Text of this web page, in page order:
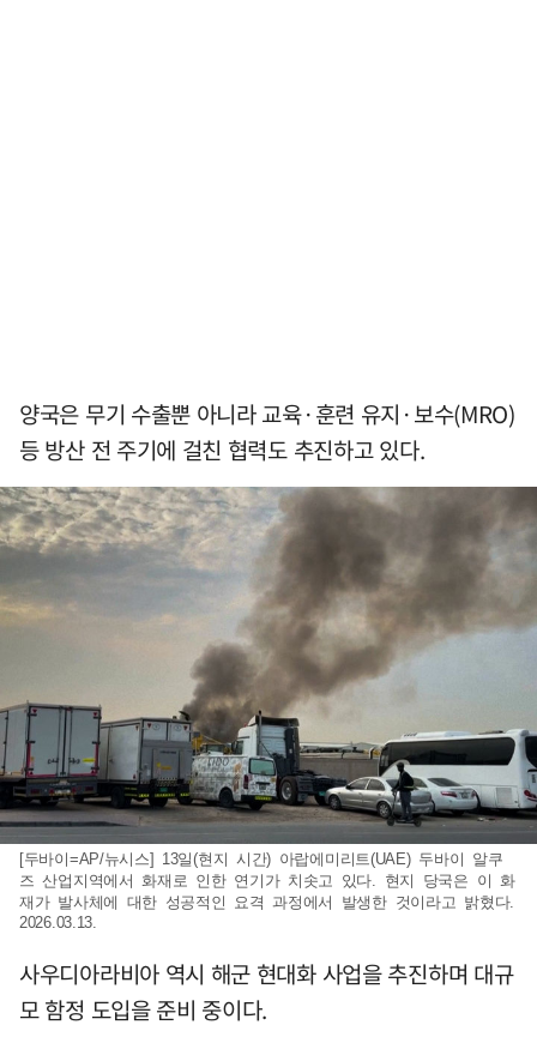
양국은 무기 수출뿐 아니라 교육·훈련 유지·보수(MRO)
등 방산 전 주기에 걸친 협력도 추진하고 있다.
[두바이=AP/뉴시스] 13일(현지 시간) 아랍에미리트(UAE) 두바이 알쿠
즈 산업지역에서 화재로 인한 연기가 치솟고 있다. 현지 당국은 이 화
재가 발사체에 대한 성공적인 요격 과정에서 발생한 것이라고 밝혔다.
2026.03.13.
사우디아라비아 역시 해군 현대화 사업을 추진하며 대규
모 함정 도입을 준비 중이다.